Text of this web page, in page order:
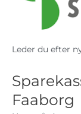
Leder du efter
Faaborg